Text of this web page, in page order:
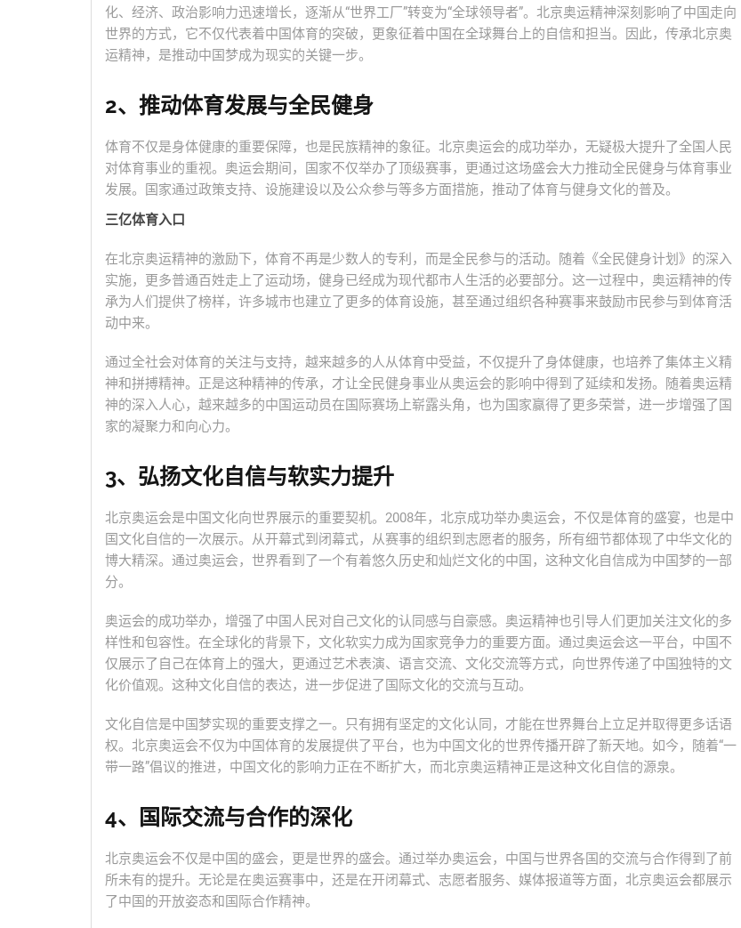
化、经济、政治影响力迅速增长，逐渐从“世界工厂”转变为“全球领导者”。北京奥运精神深刻影响了中国走向
世界的方式，它不仅代表着中国体育的突破，更象征着中国在全球舞台上的自信和担当。因此，传承北京奥
运精神，是推动中国梦成为现实的关键一步。
2、推动体育发展与全民健身
体育不仅是身体健康的重要保障，也是民族精神的象征。北京奥运会的成功举办，无疑极大提升了全国人民
对体育事业的重视。奥运会期间，国家不仅举办了顶级赛事，更通过这场盛会大力推动全民健身与体育事业
发展。国家通过政策支持、设施建设以及公众参与等多方面措施，推动了体育与健身文化的普及。
三亿体育入口
在北京奥运精神的激励下，体育不再是少数人的专利，而是全民参与的活动。随着《全民健身计划》的深入
实施，更多普通百姓走上了运动场，健身已经成为现代都市人生活的必要部分。这一过程中，奥运精神的传
承为人们提供了榜样，许多城市也建立了更多的体育设施，甚至通过组织各种赛事来鼓励市民参与到体育活
动中来。
通过全社会对体育的关注与支持，越来越多的人从体育中受益，不仅提升了身体健康，也培养了集体主义精
神和拼搏精神。正是这种精神的传承，才让全民健身事业从奥运会的影响中得到了延续和发扬。随着奥运精
神的深入人心，越来越多的中国运动员在国际赛场上崭露头角，也为国家赢得了更多荣誉，进一步增强了国
家的凝聚力和向心力。
3、弘扬文化自信与软实力提升
北京奥运会是中国文化向世界展示的重要契机。2008年，北京成功举办奥运会，不仅是体育的盛宴，也是中
国文化自信的一次展示。从开幕式到闭幕式，从赛事的组织到志愿者的服务，所有细节都体现了中华文化的
博大精深。通过奥运会，世界看到了一个有着悠久历史和灿烂文化的中国，这种文化自信成为中国梦的一部
分。
奥运会的成功举办，增强了中国人民对自己文化的认同感与自豪感。奥运精神也引导人们更加关注文化的多
样性和包容性。在全球化的背景下，文化软实力成为国家竞争力的重要方面。通过奥运会这一平台，中国不
仅展示了自己在体育上的强大，更通过艺术表演、语言交流、文化交流等方式，向世界传递了中国独特的文
化价值观。这种文化自信的表达，进一步促进了国际文化的交流与互动。
文化自信是中国梦实现的重要支撑之一。只有拥有坚定的文化认同，才能在世界舞台上立足并取得更多话语
权。北京奥运会不仅为中国体育的发展提供了平台，也为中国文化的世界传播开辟了新天地。如今，随着“一
带一路”倡议的推进，中国文化的影响力正在不断扩大，而北京奥运精神正是这种文化自信的源泉。
4、国际交流与合作的深化
北京奥运会不仅是中国的盛会，更是世界的盛会。通过举办奥运会，中国与世界各国的交流与合作得到了前
所未有的提升。无论是在奥运赛事中，还是在开闭幕式、志愿者服务、媒体报道等方面，北京奥运会都展示
了中国的开放姿态和国际合作精神。